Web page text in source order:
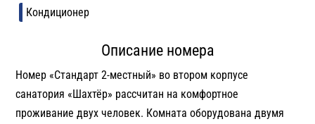
Кондиционер
Описание номера
Номер «Стандарт 2-местный» во втором корпусе
санатория «Шахтёр» рассчитан на комфортное
проживание двух человек. Комната оборудована двумя